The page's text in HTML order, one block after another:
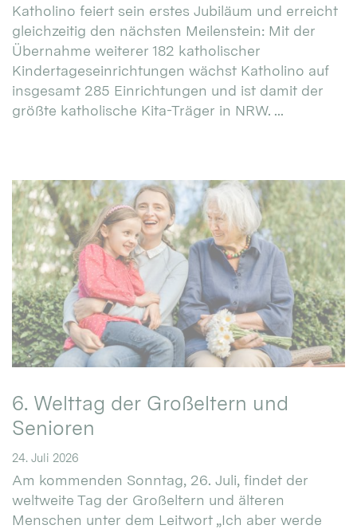
Katholino feiert sein erstes Jubiläum und erreicht
gleichzeitig den nächsten Meilenstein: Mit der
Übernahme weiterer 182 katholischer
Kindertageseinrichtungen wächst Katholino auf
insgesamt 285 Einrichtungen und ist damit der
größte katholische Kita-Träger in NRW. ...
6. Welttag der Großeltern und
Senioren
24. Juli 2026
Am kommenden Sonntag, 26. Juli, findet der
weltweite Tag der Großeltern und älteren
Menschen unter dem Leitwort „Ich aber werde